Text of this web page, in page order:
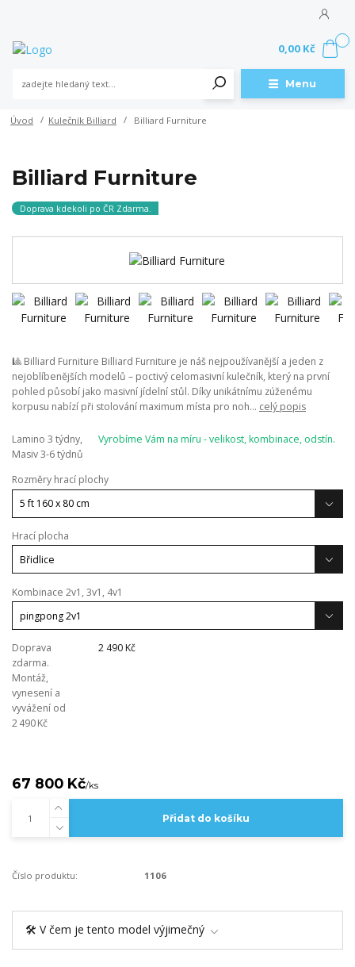
Menu
0,00 Kč
Úvod Kulečník Billiard Billiard Furniture
Billiard Furniture
Doprava kdekoli po ČR Zdarma.
🎱 Billiard Furniture Billiard Furniture je náš nejpoužívanější a jeden z
nejoblíbenějších modelů – poctivý celomasivní kulečník, který na první
pohled působí jako masivní jídelní stůl. Díky unikátnímu zúženému
korpusu nabízí při stolování maximum místa pro noh... celý popis
Lamino 3 týdny,
Masiv 3-6 týdnů
Vyrobíme Vám na míru - velikost, kombinace, odstín.
Rozměry hrací plochy
Hrací plocha
Kombinace 2v1, 3v1, 4v1
Doprava
zdarma.
Montáž,
vynesení a
vyvážení od
2 490 Kč
2 490 Kč
67 800 Kč/ks
Přidat do košíku
Číslo produktu: 1106
🛠️ V čem je tento model výjimečný